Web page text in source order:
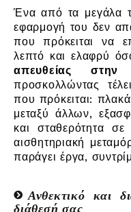
Ένα από τα μεγάλα
εφαρμογή του δεν
που πρόκειται να
λεπτό και ελαφρύ
απευθείας στην
προσκολλώντας
που πρόκειται:
μεταξύ άλλων,
και σταθερότητα
αισθητηριακή
παράγει έργα,
Ανθεκτικό και
διάθεσή σας